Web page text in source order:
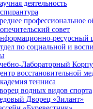
деятельность
профессиональное
совет
ресурсный
по социальной и
Лабораторный
восстановительной
тенниса
водных видов спорта
Дворец «Зилант»